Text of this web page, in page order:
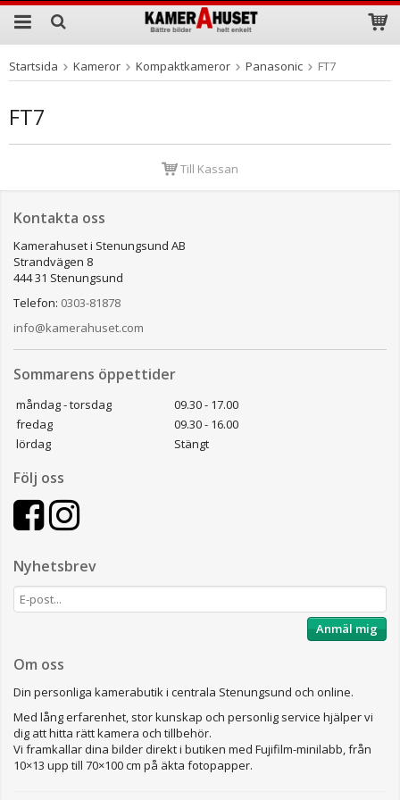
Produkten har blivit tillagd i varukorgen
Startsida Kameror Kompaktkameror Panasonic FT7
FT7
Till Kassan
Kontakta oss
Kamerahuset i Stenungsund AB
Strandvägen 8
444 31 Stenungsund
Telefon: 0303-81878
info@kamerahuset.com
Sommarens öppettider
måndag - torsdag
09.30 - 17.00
fredag
09.30 - 16.00
lördag
Stängt
Följ oss
Nyhetsbrev
Anmäl mig
Om oss
Din personliga kamerabutik i centrala Stenungsund och online.
Med lång erfarenhet, stor kunskap och personlig service hjälper vi
dig att hitta rätt kamera och tillbehör.
Vi framkallar dina bilder direkt i butiken med Fujifilm-minilabb, från
10×13 upp till 70×100 cm på äkta fotopapper.